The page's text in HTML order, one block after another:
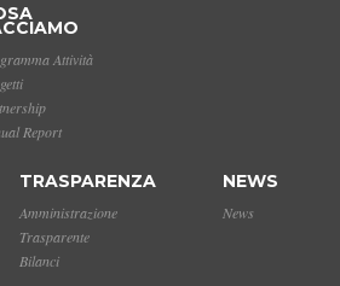
Attività
Report
TRASPARENZA
Amministrazione
Trasparente
Bilanci
NEWS
News